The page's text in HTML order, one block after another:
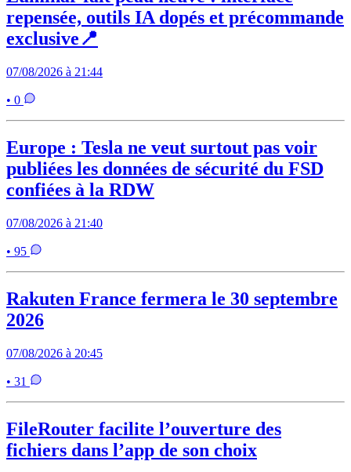
repensée, outils IA dopés et précommande
exclusive📍
07/08/2026 à 21:44
• 0
Europe : Tesla ne veut surtout pas voir
publiées les données de sécurité du FSD
confiées à la RDW
07/08/2026 à 21:40
• 95
Rakuten France fermera le 30 septembre
2026
07/08/2026 à 20:45
• 31
FileRouter facilite l’ouverture des
fichiers dans l’app de son choix